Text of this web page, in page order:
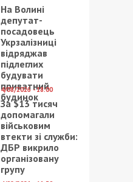
На Волині
депутат-
посадовець
Укрзалізниці
відряджав
підлеглих
будувати
приватний
будинок
4/08/2026 - 18:00
За $13 тисяч
допомагали
військовим
втекти зі служби:
ДБР викрило
організовану
групу